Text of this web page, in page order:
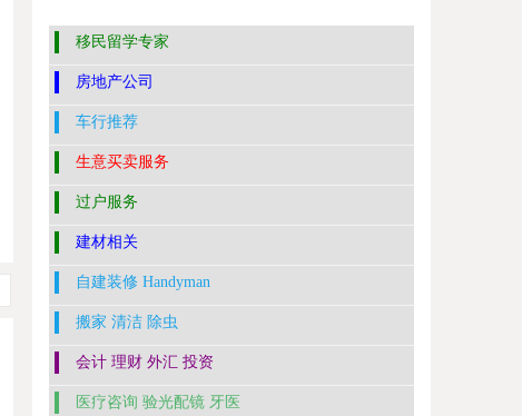
移民留学专家
房地产公司
车行推荐
生意买卖服务
过户服务
建材相关
自建装修 Handyman
搬家 清洁 除虫
会计 理财 外汇 投资
医疗咨询 验光配镜 牙医